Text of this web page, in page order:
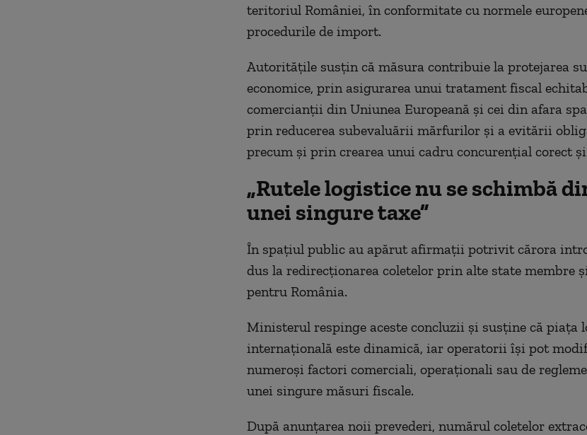
teritoriul României, în conformitate cu normele
procedurile de import.
Autoritățile susțin că măsura contribuie la protejarea
economice, prin asigurarea unui tratament fiscal
comercianții din Uniunea Europeană și cei din afara
prin reducerea subevaluării mărfurilor și a evitării
precum și prin crearea unui cadru concurențial corect
„Rutele logistice nu se schimbă
unei singure taxe”
În spațiul public au apărut afirmații potrivit cărora
dus la redirecționarea coletelor prin alte state membre
pentru România.
Ministerul respinge aceste concluzii și susține că piața
internațională este dinamică, iar operatorii își pot
numeroși factori comerciali, operaționali sau de
unei singure măsuri fiscale.
După anunțarea noii prevederi, numărul coletelor